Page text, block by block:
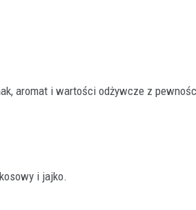
aromat i wartości odżywcze z
i jajko.